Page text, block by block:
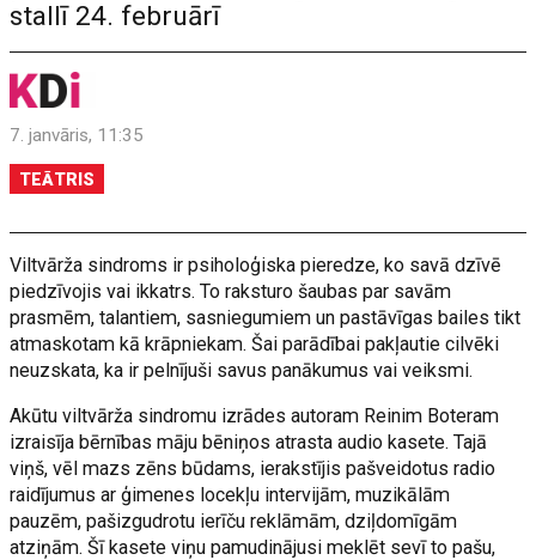
stallī 24. februārī
7. janvāris, 11:35
TEĀTRIS
Viltvārža sindroms ir psiholoģiska pieredze, ko savā dzīvē
piedzīvojis vai ikkatrs. To raksturo šaubas par savām
prasmēm, talantiem, sasniegumiem un pastāvīgas bailes tikt
atmaskotam kā krāpniekam. Šai parādībai pakļautie cilvēki
neuzskata, ka ir pelnījuši savus panākumus vai veiksmi.
Akūtu viltvārža sindromu izrādes autoram Reinim Boteram
izraisīja bērnības māju bēniņos atrasta audio kasete. Tajā
viņš, vēl mazs zēns būdams, ierakstījis pašveidotus radio
raidījumus ar ģimenes locekļu intervijām, muzikālām
pauzēm, pašizgudrotu ierīču reklāmām, dziļdomīgām
atziņām. Šī kasete viņu pamudinājusi meklēt sevī to pašu,